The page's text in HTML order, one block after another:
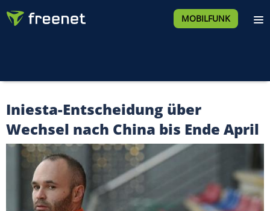
MOBILFUNK
Iniesta-Entscheidung über
Wechsel nach China bis Ende April